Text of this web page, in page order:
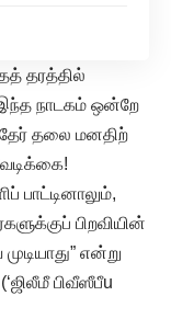
தரத்தில்
இந்த நாடகம் ஒன்றே
தலை மனதிற்
பாட்டினாலும்,
பிறவியின்
என்று
பிவீஸீபீu